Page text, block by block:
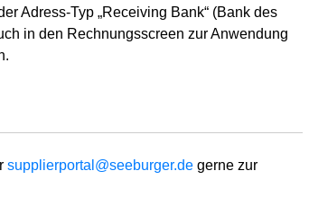
Adress-Typ „Receiving Bank“ (Bank des
in den Rechnungsscreen zur Anwendung
supplierportal@seeburger.de gerne zur